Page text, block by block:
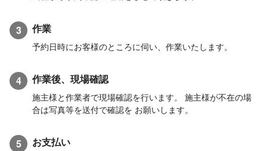
3 作業
予約日時にお客様のところに伺い、作業いたします。
4 作業後、現場確認
施主様と作業者で現場確認を行います。 施主様が不在の場
合は写真等を送付で確認を お願いします。
5 お支払い